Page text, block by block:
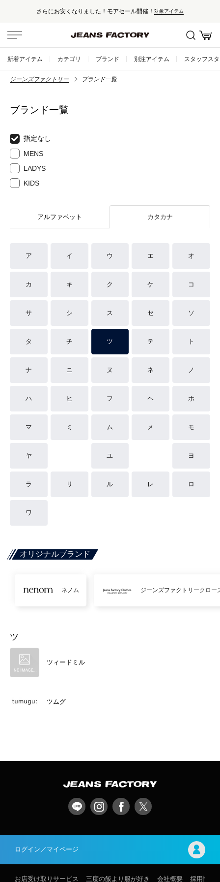
さらにお安くなりました！モアセール開催！ 対象アイテム
新着アイテム カテゴリ ブランド 別注アイテム スタッフス
ジーンズファクトリー ブランド一覧
ブランド一覧
指定なし
MENS
LADYS
KIDS
アルファベット カタカナ
ア イ ウ エ オ
カ キ ク ケ コ
サ シ ス セ ソ
タ チ ツ テ ト
ナ ニ ヌ ネ ノ
ハ ヒ フ ヘ ホ
マ ミ ム メ モ
ヤ ユ ヨ
ラ リ ル レ ロ
ワ
オリジナルブランド
ネノム ジーンズファクトリークロー
ツ
ツィードミル
ツムグ
ログイン／マイページ
お店受け取りサービス 三度の飯より服が好き 会社概要 採用情報